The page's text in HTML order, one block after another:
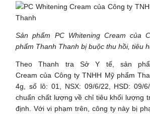
Sản phẩm PC Whitening Cream của
phẩm Thanh Thanh bị buộc thu hồi, tiêu
Theo Thanh tra Sở Y tế, sản
Cream của Công ty TNHH Mỹ phẩm
4g, số lô: 01, NSX: 09/6/22, HSD: 09/
chuẩn chất lượng về chỉ tiêu khối lượng
định. Với vi phạm trên, công ty này bị